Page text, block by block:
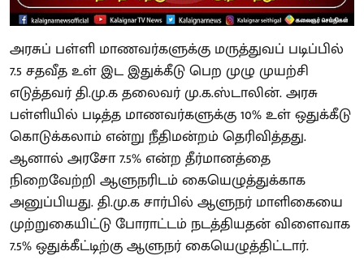
அரசுப் பள்ளி மாணவர்களுக்கு மருத்துவப் படிப்பில்
7.5 சதவீத உள் இட இதுக்கீடு பெற முழு முயற்சி
எடுத்தவர் தி.மு.க தலைவர் மு.க.ஸ்டாலின். அரசு
பள்ளியில் படித்த மாணவர்களுக்கு 10% உள் ஒதுக்கீடு
கொடுக்கலாம் என்று நீதிமன்றம் தெரிவித்தது.
ஆனால் அரசோ 7.5% என்ற தீர்மானத்தை
நிறைவேற்றி ஆளுநரிடம் கையெழுத்துக்காக
அனுப்பியது. தி.மு.க சார்பில் ஆளுநர் மாளிகையை
முற்றுகையிட்டு போராட்டம் நடத்தியதன் விளைவாக
7.5% ஒதுக்கீட்டிற்கு ஆளுநர் கையெழுத்திட்டார்.